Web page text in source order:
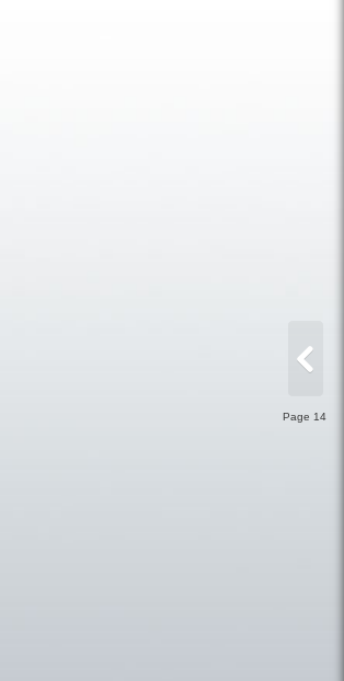
Page 14